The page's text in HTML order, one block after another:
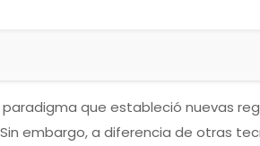
paradigma que estableció nuevas
embargo, a diferencia de otras